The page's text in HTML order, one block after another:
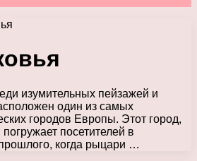
изумительных пейзажей и
один из самых
городов Европы. Этот город,
посетителей в
когда рыцари …